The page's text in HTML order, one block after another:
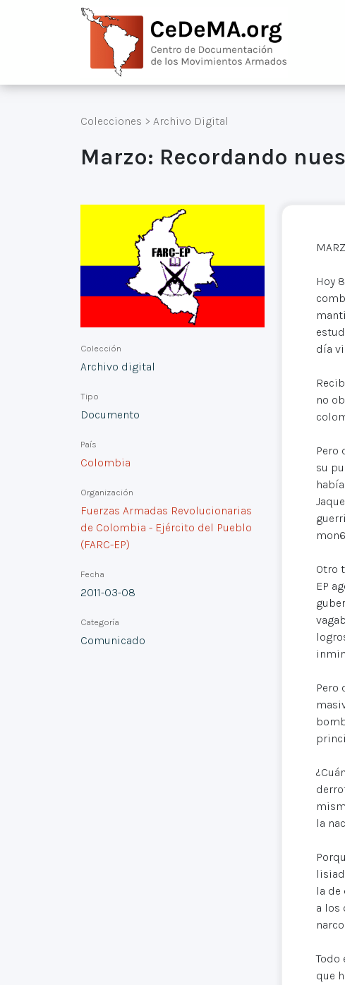
Colecciones > Archivo Digital
Marzo: Recordando
Colección
Archivo digital
Tipo
Documento
País
Colombia
Organización
Fuerzas Armadas Revolucionarias
de Colombia - Ejército del Pueblo
(FARC-EP)
Fecha
2011-03-08
Categoría
Comunicado
Hoy
día
no
Pero
su
Otro
EP
Pero
la
la de
a los
que